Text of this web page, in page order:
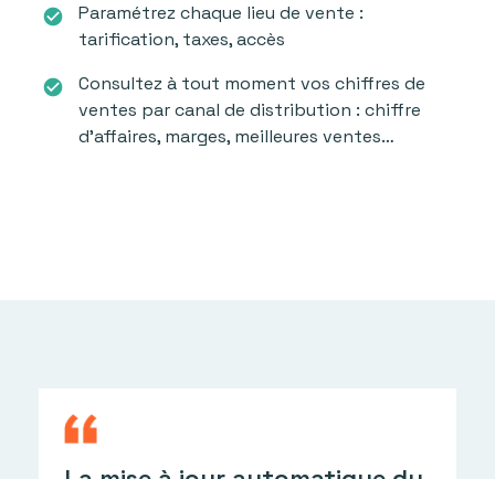
check_circle
Paramétrez chaque lieu de vente :
tarification, taxes, accès
check_circle
Consultez à tout moment vos chiffres de
ventes par canal de distribution : chiffre
d'affaires, marges, meilleures ventes…